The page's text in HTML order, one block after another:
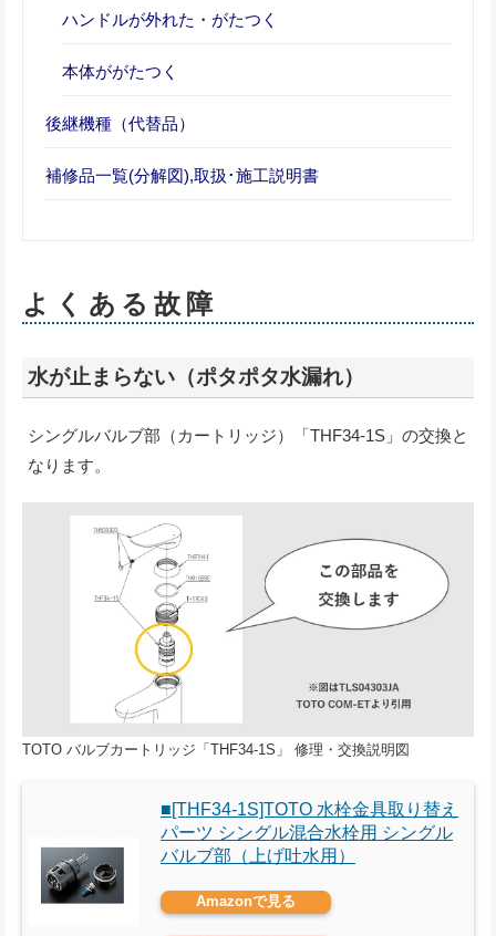
ハンドルが外れた・がたつく
本体ががたつく
後継機種（代替品）
補修品一覧(分解図),取扱･施工説明書
よくある故障
水が止まらない（ポタポタ水漏れ）
シングルバルブ部（カートリッジ）「THF34-1S」の交換と
なります。
TOTO バルブカートリッジ「THF34-1S」 修理・交換説明図
■[THF34-1S]TOTO 水栓金具取り替え
パーツ シングル混合水栓用 シングル
バルブ部（上げ吐水用）
Amazonで見る